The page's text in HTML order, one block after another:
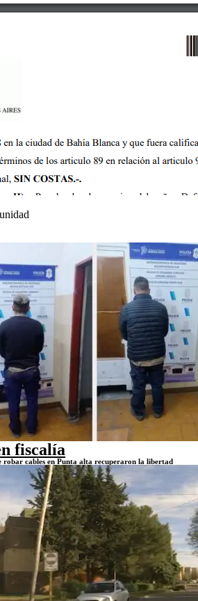
fiscalía
robar cables en Punta alta recuperaron la libertad